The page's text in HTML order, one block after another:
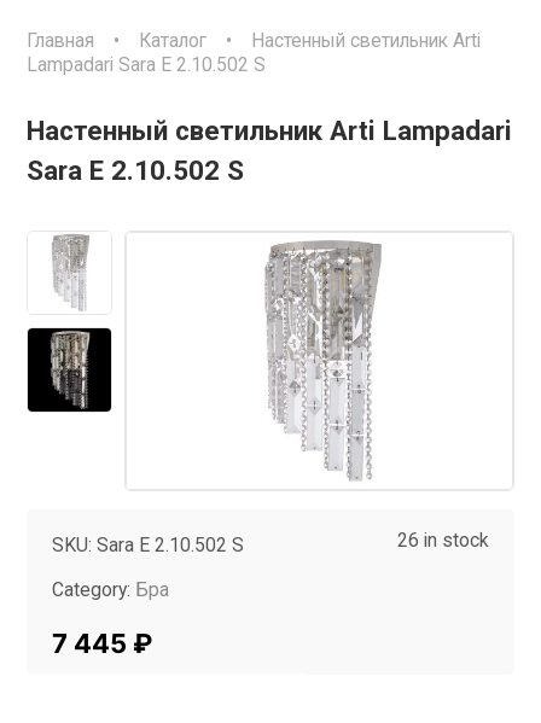
Главная • Каталог •
Настенный светильник Arti
Lampadari Sara E 2.10.502 S
Настенный светильник Arti Lampadari
Sara E 2.10.502 S
SKU: Sara E 2.10.502 S
Category: Бра
Tag: InMyRoom
26 in stock
7 445 ₽